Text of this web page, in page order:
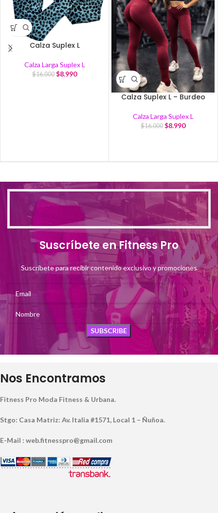
Calza Suplex L
Calza Larga Suplex L
$16.000 $8.990
Calza Suplex L – Burdeo
Calza Larga Suplex L
$16.000 $8.990
Suscríbete en Fitness Pro
Suscríbete para recibir contenido exclusivo y promociones
Nos Encontramos
Fitness Pro Moda Fitness & Urbana.
Stgo: Casa Matriz: Av. Italia #1571, Local 1 – Ñuñoa.
E-Mail : web.fitnesspro@gmail.com